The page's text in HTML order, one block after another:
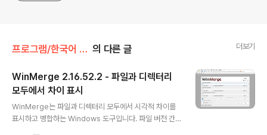
프로그램/한국어 패치 의 다른 글 더보기
WinMerge 2.16.52.2 - 파일과 디렉터리
모두에서 차이 표시
WinMerge는 파일과 디렉터리 모두에서 시각적 차이를
표시하고 병합하는 Windows 도구입니다. 파일 버전 간